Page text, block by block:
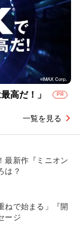
高だ！」 PR
一覧を見る
最新作『ミニオン
は？
ねで始まる」『開
ージ